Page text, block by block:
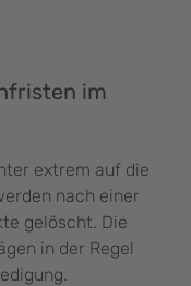
im
extrem auf die
nach einer
gelöscht. Die
in der Regel